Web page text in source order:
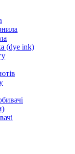
(dye ink)